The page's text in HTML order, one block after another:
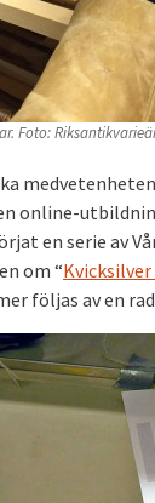
Foto:
online-
en serie av
om “
följas av en